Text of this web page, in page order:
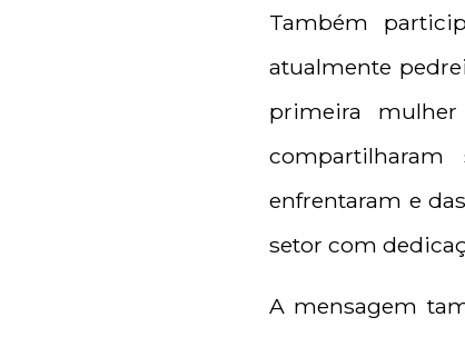
Também
atualmente
primeira
compartilharam
enfrentaram e
setor com
A mensagem